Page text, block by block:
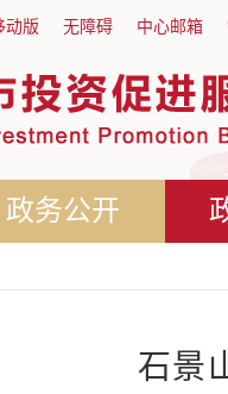
动版 无障碍 中心邮箱
政务公开
石景